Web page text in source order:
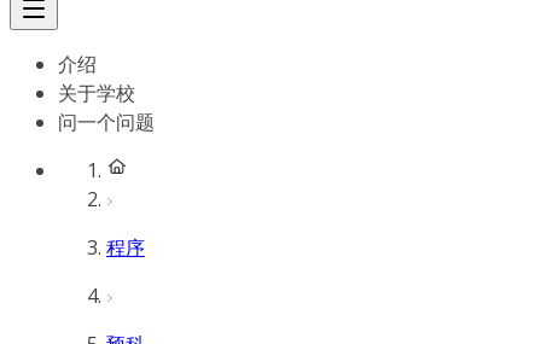
介绍
关于学校
问一个问题
程序